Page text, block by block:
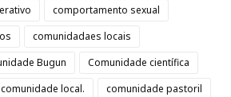
comportamento sexual
comunidadaes locais
Bugun
Comunidade científica
comunidade local.
comunidade pastoril